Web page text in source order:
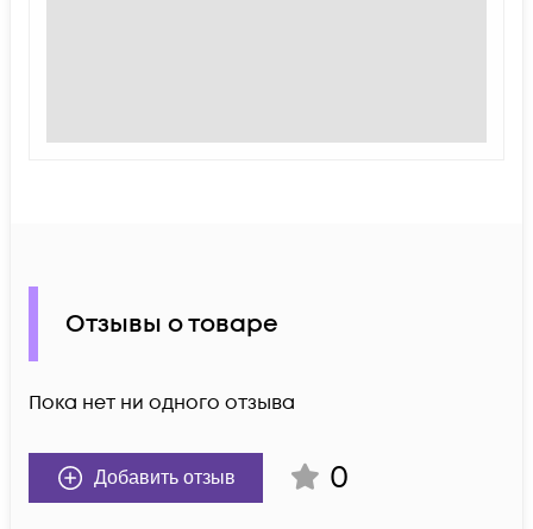
Отзывы о товаре
Пока нет ни одного отзыва
Добавить отзыв 0